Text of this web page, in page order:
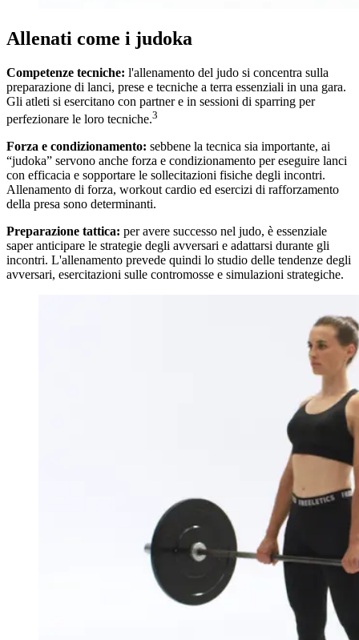
Allenati come i judoka
Competenze tecniche: l'allenamento del judo si concentra sulla
preparazione di lanci, prese e tecniche a terra essenziali in una gara.
Gli atleti si esercitano con partner e in sessioni di sparring per
perfezionare le loro tecniche.3
Forza e condizionamento: sebbene la tecnica sia importante, ai
“judoka” servono anche forza e condizionamento per eseguire lanci
con efficacia e sopportare le sollecitazioni fisiche degli incontri.
Allenamento di forza, workout cardio ed esercizi di rafforzamento
della presa sono determinanti.
Preparazione tattica: per avere successo nel judo, è essenziale
saper anticipare le strategie degli avversari e adattarsi durante gli
incontri. L'allenamento prevede quindi lo studio delle tendenze degli
avversari, esercitazioni sulle contromosse e simulazioni strategiche.